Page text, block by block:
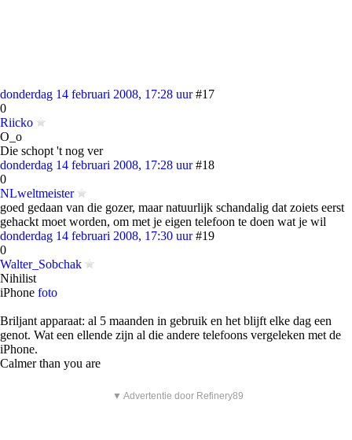
donderdag 14 februari 2008, 17:28 uur #17
0
Riicko
O_o
Die schopt 't nog ver
donderdag 14 februari 2008, 17:28 uur #18
0
NLweltmeister
goed gedaan van die gozer, maar natuurlijk schandalig dat zoiets eerst
gehackt moet worden, om met je eigen telefoon te doen wat je wil
donderdag 14 februari 2008, 17:30 uur #19
0
Walter_Sobchak
Nihilist
iPhone foto
Briljant apparaat: al 5 maanden in gebruik en het blijft elke dag een
genot. Wat een ellende zijn al die andere telefoons vergeleken met de
iPhone.
Calmer than you are
▼ Advertentie door Refinery89